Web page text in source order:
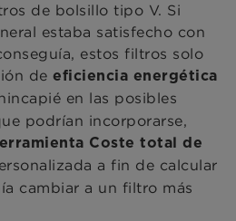
de bolsillo tipo V. Si
estaba satisfecho con
estos filtros solo
de eficiencia energética
en las posibles
podrían incorporarse,
Coste total de
a fin de calcular
cambiar a un filtro más